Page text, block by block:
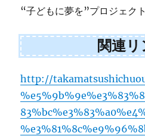
“子どもに夢を”プロジェク
関連リ
http://